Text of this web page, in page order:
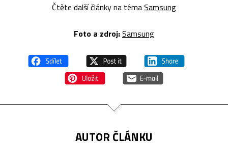
Čtěte další články na témaSamsung
Foto a zdroj:Samsung
AUTOR ČLÁNKU